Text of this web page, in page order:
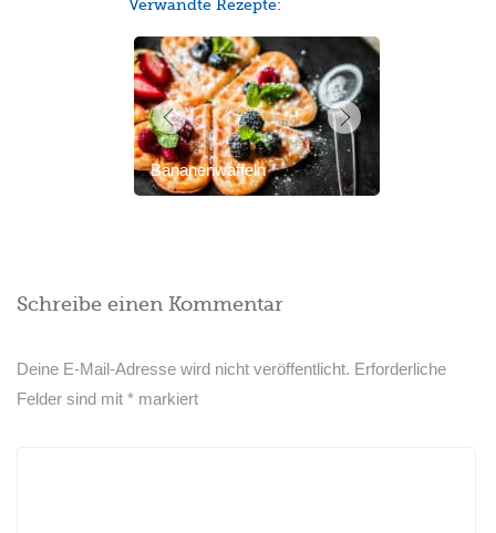
Verwandte Rezepte:
Bananenwaffeln
Schreibe einen Kommentar
Deine E-Mail-Adresse wird nicht veröffentlicht. Erforderliche
Felder sind mit* markiert